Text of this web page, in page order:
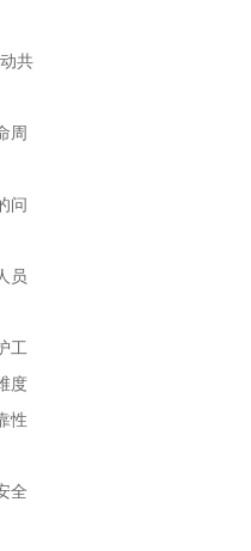
共
周
问
员
工
度
性
全